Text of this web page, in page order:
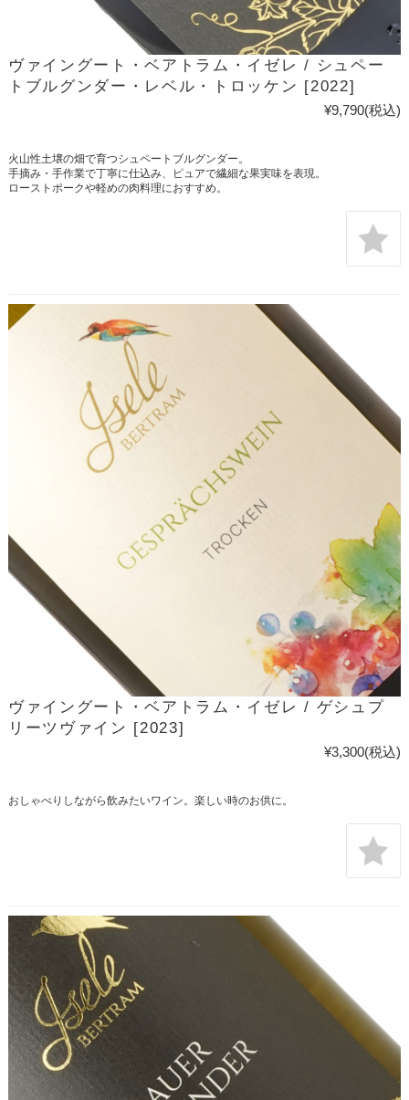
ヴァイングート・ベアトラム・イゼレ / シュペー
トブルグンダー・レベル・トロッケン [2022]
¥9,790(税込)
火山性土壌の畑で育つシュペートブルグンダー。
手摘み・手作業で丁寧に仕込み、ピュアで繊細な果実味を表現。
ローストポークや軽めの肉料理におすすめ。
ヴァイングート・ベアトラム・イゼレ / ゲシュプ
リーツヴァイン [2023]
¥3,300(税込)
おしゃべりしながら飲みたいワイン。楽しい時のお供に。